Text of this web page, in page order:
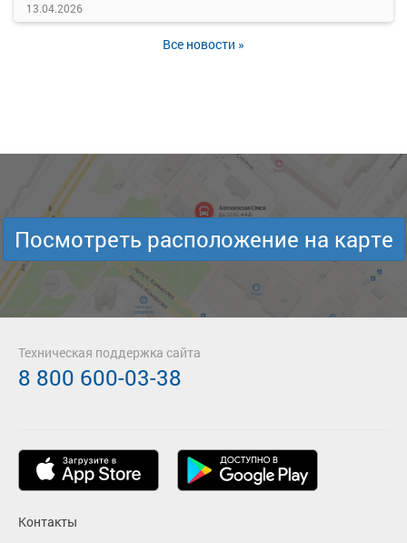
13.04.2026
Все новости »
Посмотреть расположение на карте
Контакты
Техническая поддержка сайта
8 800 600-03-38